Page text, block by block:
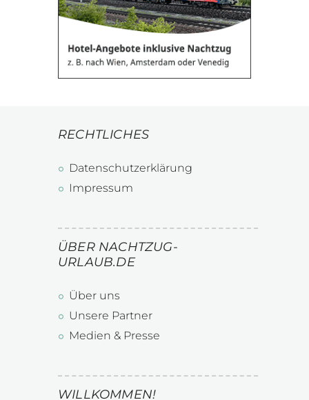
RECHTLICHES
Datenschutzerklärung
Impressum
ÜBER NACHTZUG-
URLAUB.DE
Über uns
Unsere Partner
Medien & Presse
WILLKOMMEN!